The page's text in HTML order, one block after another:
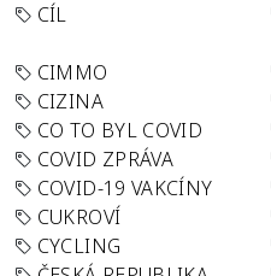
CÍL
CIMMO
CIZINA
CO TO BYL COVID
COVID ZPRÁVA
COVID-19 VAKCÍNY
CUKROVÍ
CYCLING